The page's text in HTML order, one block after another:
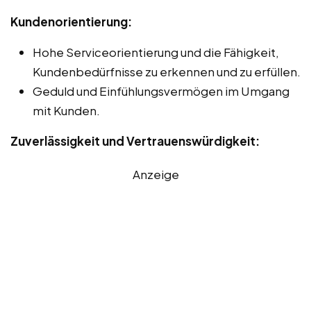
Kundenorientierung:
Hohe Serviceorientierung und die Fähigkeit,
Kundenbedürfnisse zu erkennen und zu erfüllen.
Geduld und Einfühlungsvermögen im Umgang
mit Kunden.
Zuverlässigkeit und Vertrauenswürdigkeit:
Anzeige